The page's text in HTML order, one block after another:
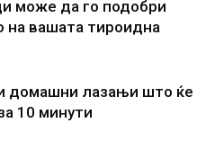
може да го подобри
на вашата тироидна
домашни лазањи што ќе
10 минути